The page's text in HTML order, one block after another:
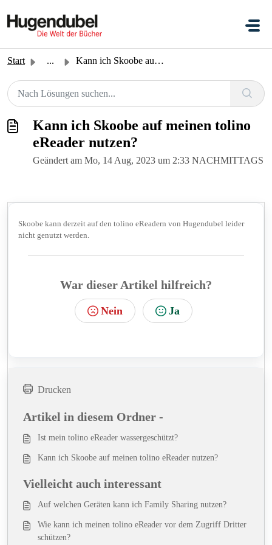
Start ... Kann ich Skoobe auf meinen tolino eReader nutzen?
Kann ich Skoobe auf meinen tolino
eReader nutzen?
Geändert am Mo, 14 Aug, 2023 um 2:33 NACHMITTAGS
Skoobe kann derzeit auf den tolino eReadern von Hugendubel leider
nicht genutzt werden.
War dieser Artikel hilfreich?
Nein Ja
Drucken
Artikel in diesem Ordner -
Ist mein tolino eReader wassergeschützt?
Kann ich Skoobe auf meinen tolino eReader nutzen?
Vielleicht auch interessant
Auf welchen Geräten kann ich Family Sharing nutzen?
Wie kann ich meinen tolino eReader vor dem Zugriff Dritter
schützen?